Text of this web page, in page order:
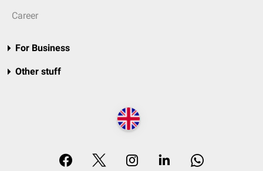
Career
For Business
Other stuff